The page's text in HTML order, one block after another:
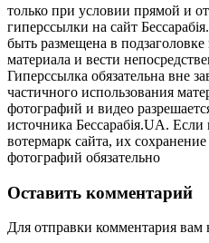
только при условии прямой и
гиперссылки на сайт
быть размещена в
материала и вести
Гиперссылка обязательна вне
частичного использования
фотографий и видео
источника Бессарабія.UA.
вотермарк сайта, их
фотографий обязательно
Оставить комментарий
Для отправки комментария вам